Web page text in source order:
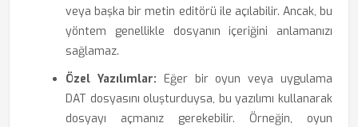
veya başka bir metin editörü ile açılabilir. Ancak, bu
yöntem genellikle dosyanın içeriğini anlamanızı
sağlamaz.
Özel Yazılımlar: Eğer bir oyun veya uygulama
DAT dosyasını oluşturduysa, bu yazılımı kullanarak
dosyayı açmanız gerekebilir. Örneğin, oyun